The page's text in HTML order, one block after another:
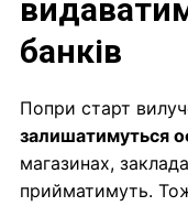
банків
Попри старт
залишатимуться
магазинах,
прийматимуть.